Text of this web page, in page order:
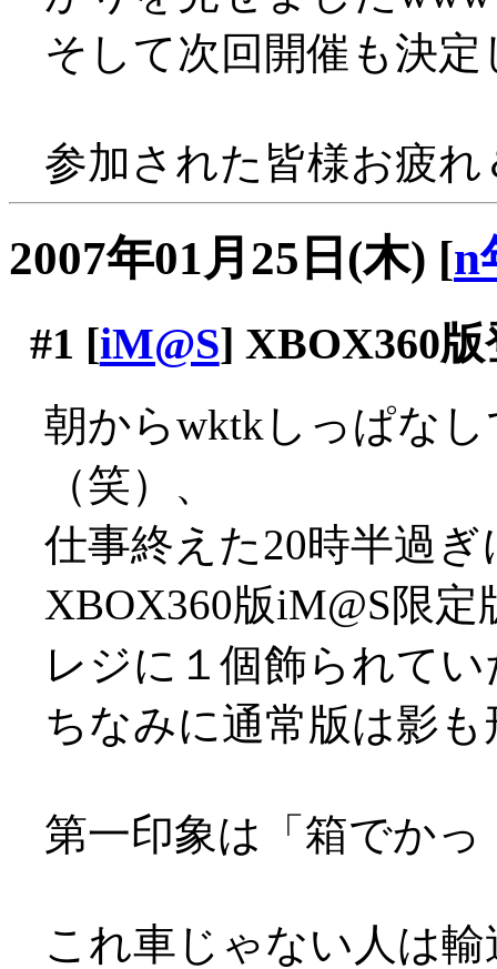
そして次回開催も決
参加された皆様お疲
2007年01月25日(木) [n
#1 [iM@S] XBOX360
朝からwktkしっぱな
（笑）、
仕事終えた20時半過
XBOX360版iM@S限
レジに１個飾られて
ちなみに通常版は影
第一印象は「箱でかっ
これ車じゃない人は